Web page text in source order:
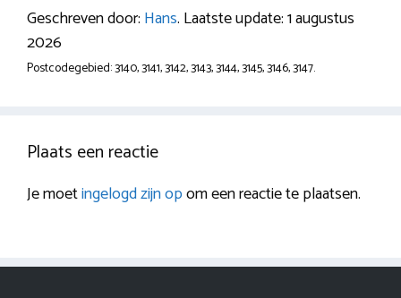
Geschreven door: Hans. Laatste update: 1 augustus
2026
Postcodegebied: 3140, 3141, 3142, 3143, 3144, 3145, 3146, 3147.
Plaats een reactie
Je moetingelogd zijn opom een reactie te plaatsen.